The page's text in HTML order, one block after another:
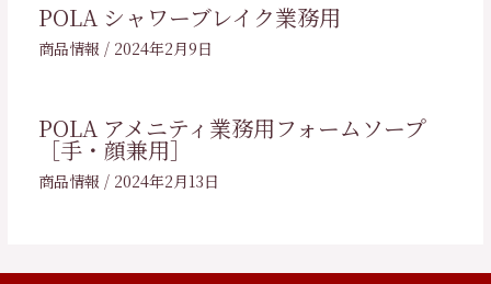
POLA シャワーブレイク業務用
商品情報 / 2024年2月9日
POLA アメニティ業務用フォームソープ
［手・顔兼用］
商品情報 / 2024年2月13日